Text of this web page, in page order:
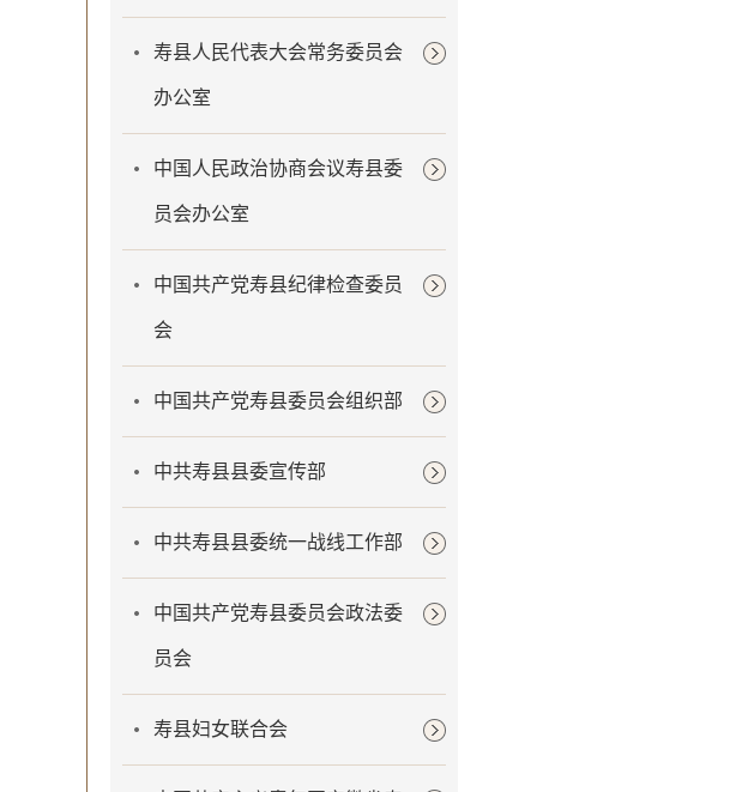
寿县人民代表大会常务委员会
办公室
中国人民政治协商会议寿县委
员会办公室
中国共产党寿县纪律检查委员
会
中国共产党寿县委员会组织部
中共寿县县委宣传部
中共寿县县委统一战线工作部
中国共产党寿县委员会政法委
员会
寿县妇女联合会